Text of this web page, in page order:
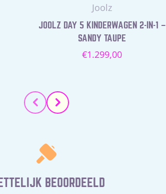
Leverancier:
Joolz
JOOLZ DAY 5 KINDERWAGEN 2-IN-1 –
SANDY TAUPE
Normale
€1.299,00
BEOORDEELD